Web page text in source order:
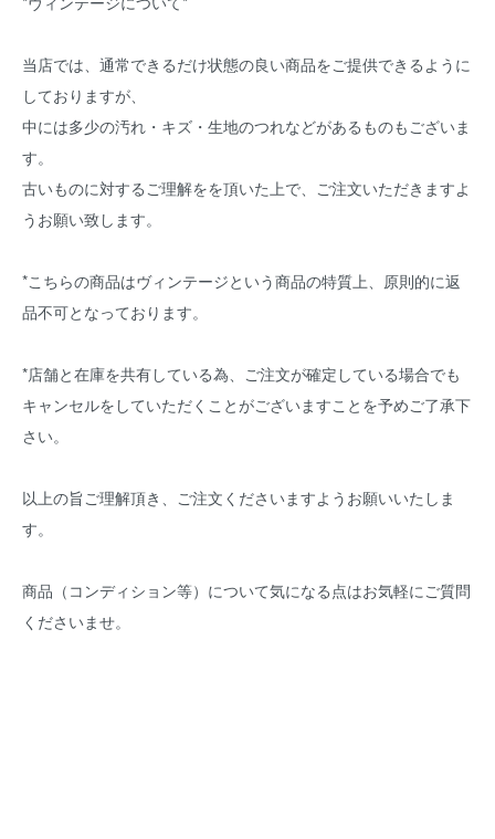
当店では、通常できるだけ状態の良い商品をご提供できるように
しておりますが、
中には多少の汚れ・キズ・生地のつれなどがあるものもございま
す。
古いものに対するご理解をを頂いた上で、ご注文いただきますよ
うお願い致します。
*こちらの商品はヴィンテージという商品の特質上、原則的に返
品不可となっております。
*店舗と在庫を共有している為、ご注文が確定している場合でも
キャンセルをしていただくことがございますことを予めご了承下
さい。
以上の旨ご理解頂き、ご注文くださいますようお願いいたしま
す。
商品（コンディション等）について気になる点はお気軽にご質問
くださいませ。